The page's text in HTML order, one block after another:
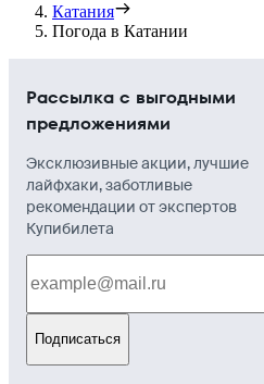
Катания
Погода в Катании
Рассылка с выгодными
предложениями
Эксклюзивные акции, лучшие
лайфхаки, заботливые
рекомендации от экспертов
Купибилета
Подписаться